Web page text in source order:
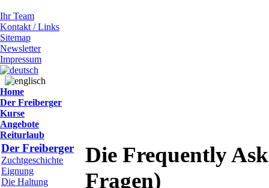
Ihr Team
Kontakt / Links
Sitemap
Newsletter
Impressum
Home
Der Freiberger
Kurse
Angebote
Reiturlaub
Der Freiberger
Zuchtgeschichte
Eignung
Die Haltung
Die Frequently
Fragen)